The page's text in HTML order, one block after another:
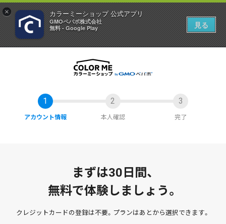
× カラーミーショップ 公式アプリ
GMOペパボ株式会社
無料 - Google Play
見る
アカウント情報 本人確認 完了
まずは30日間、
無料で体験しましょう。
クレジットカードの登録は不要。 プランはあとから選択できます。